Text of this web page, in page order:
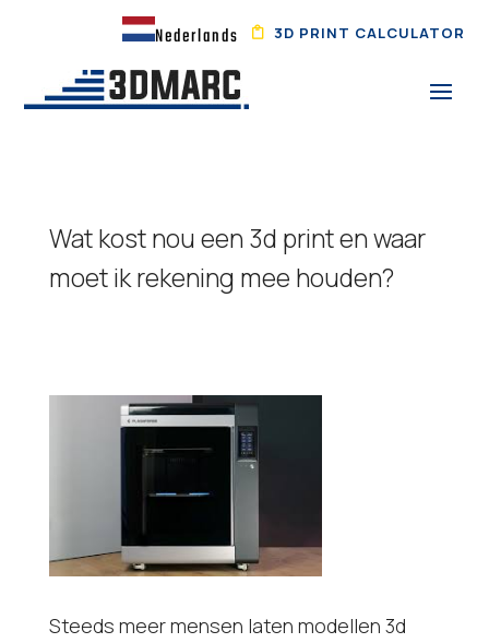
Nederlands 3D PRINT CALCULATOR
Wat kost nou een 3d print en waar
moet ik rekening mee houden?
Steeds meer mensen laten modellen 3d